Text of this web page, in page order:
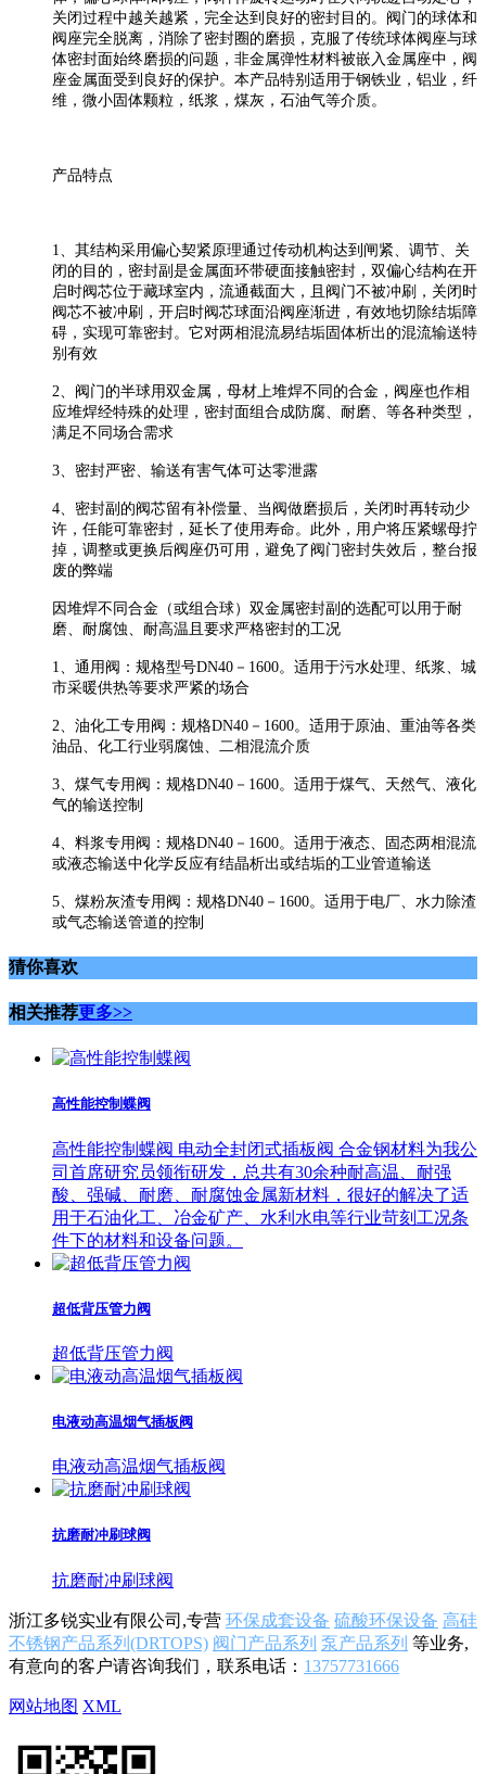
关闭过程中越关越紧，完全达到良好的密封目的。阀门的球体和
阀座完全脱离，消除了密封圈的磨损，克服了传统球体阀座与球
体密封面始终磨损的问题，非金属弹性材料被嵌入金属座中，阀
座金属面受到良好的保护。本产品特别适用于钢铁业，铝业，纤
维，微小固体颗粒，纸浆，煤灰，石油气等介质。
产品特点
1、其结构采用偏心契紧原理通过传动机构达到闸紧、调节、关
闭的目的，密封副是金属面环带硬面接触密封，双偏心结构在开
启时阀芯位于藏球室内，流通截面大，且阀门不被冲刷，关闭时
阀芯不被冲刷，开启时阀芯球面沿阀座渐进，有效地切除结垢障
碍，实现可靠密封。它对两相混流易结垢固体析出的混流输送特
别有效
2、阀门的半球用双金属，母材上堆焊不同的合金，阀座也作相
应堆焊经特殊的处理，密封面组合成防腐、耐磨、等各种类型，
满足不同场合需求
3、密封严密、输送有害气体可达零泄露
4、密封副的阀芯留有补偿量、当阀做磨损后，关闭时再转动少
许，任能可靠密封，延长了使用寿命。此外，用户将压紧螺母拧
掉，调整或更换后阀座仍可用，避免了阀门密封失效后，整台报
废的弊端
因堆焊不同合金（或组合球）双金属密封副的选配可以用于耐
磨、耐腐蚀、耐高温且要求严格密封的工况
1、通用阀：规格型号DN40－1600。适用于污水处理、纸浆、城
市采暖供热等要求严紧的场合
2、油化工专用阀：规格DN40－1600。适用于原油、重油等各类
油品、化工行业弱腐蚀、二相混流介质
3、煤气专用阀：规格DN40－1600。适用于煤气、天然气、液化
气的输送控制
4、料浆专用阀：规格DN40－1600。适用于液态、固态两相混流
或液态输送中化学反应有结晶析出或结垢的工业管道输送
5、煤粉灰渣专用阀：规格DN40－1600。适用于电厂、水力除渣
或气态输送管道的控制
猜你喜欢
相关推荐更多>>
高性能控制蝶阀
​高性能控制蝶阀 电动全封闭式插板阀 合金钢材料为我公
司首席研究员领衔研发，总共有30余种耐高温、耐强
酸、强碱、耐磨、耐腐蚀金属新材料，很好的解决了适
用于石油化工、冶金矿产、水利水电等行业苛刻工况条
件下的材料和设备问题。
超低背压管力阀
超低背压管力阀
电液动高温烟气插板阀
电液动高温烟气插板阀
抗磨耐冲刷球阀
抗磨耐冲刷球阀
浙江多锐实业有限公司,专营 环保成套设备 硫酸环保设备 高硅
不锈钢产品系列(DRTOPS) 阀门产品系列 泵产品系列 等业务,
有意向的客户请咨询我们，联系电话： 13757731666
网站地图 XML